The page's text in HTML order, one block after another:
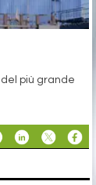
più grande